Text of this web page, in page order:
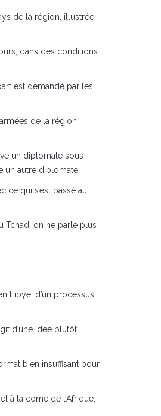
de la région, illustrée
dans des conditions
est demandé par les
de la région,
un diplomate sous
un autre diplomate.
qui s’est passé au
Tchad, on ne parle plus
Libye, d’un processus
d’une idée plutôt
bien insuffisant pour
à la corne de l’Afrique,